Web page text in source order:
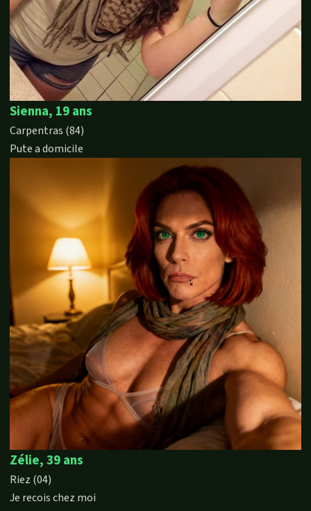
Sienna, 19 ans
Carpentras (84)
Pute a domicile
Zélie, 39 ans
Riez (04)
Je recois chez moi